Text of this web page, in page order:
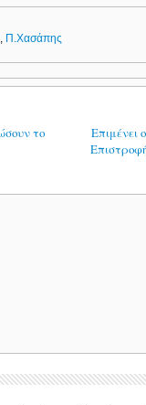
Π.Χασάπης
το
Επιμένει